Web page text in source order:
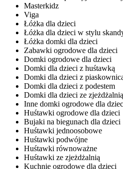
Masterkidz
Viga
Łóżka dla dzieci
Łóżka dla dzieci w stylu
Łóżka domki dla dzieci
Zabawki ogrodowe dla dzieci
Domki ogrodowe dla dzieci
Domki dla dzieci z huśtawką
Domki dla dzieci z
Domki dla dzieci z podestem
Domki dla dzieci ze zjeżdżalnią
Inne domki ogrodowe dla
Huśtawki ogrodowe dla dzieci
Bujaki na biegunach dla dzieci
Huśtawki jednoosobowe
Huśtawki podwójne
Huśtawki równoważne
Huśtawki ze zjeżdżalnią
Kuchnie ogrodowe dla dzieci